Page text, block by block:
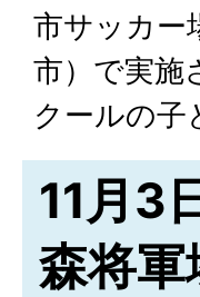
市サッカー
市）で実施
クールの子
11月3
森将軍